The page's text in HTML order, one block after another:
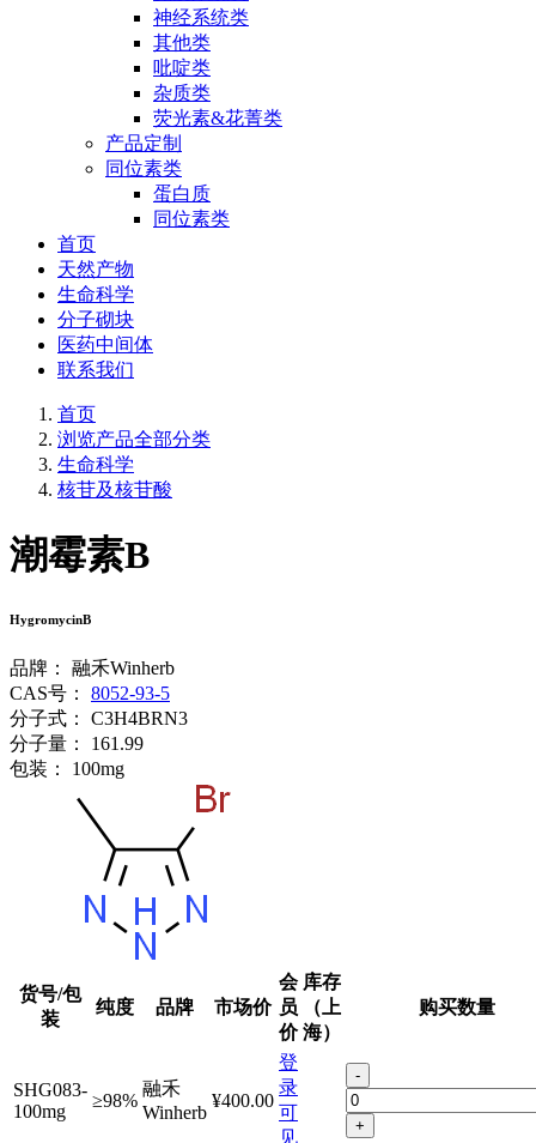
神经系统类
其他类
吡啶类
杂质类
荧光素&花菁类
产品定制
同位素类
蛋白质
同位素类
首页
天然产物
生命科学
分子砌块
医药中间体
联系我们
首页
浏览产品全部分类
生命科学
核苷及核苷酸
潮霉素B
HygromycinB
品牌：
融禾Winherb
CAS号：
8052-93-5
分子式：
C3H4BRN3
分子量：
161.99
包装：
100mg
货号/包
装
纯度 品牌 市场价
会
员
价
库存
（上
海）
购买数量
SHG083-
100mg
≥98%
融禾
Winherb
¥400.00
登
录
可
见
-
+